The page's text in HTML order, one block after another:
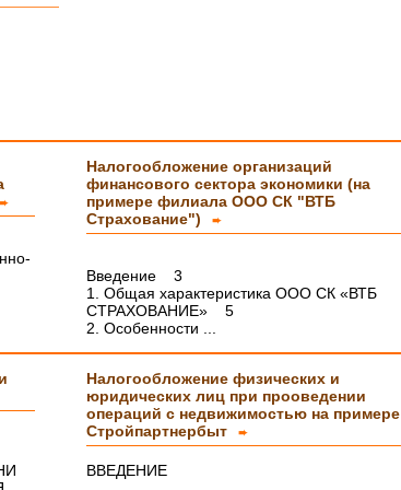
Вам
➨
Налогообложение организаций
финансового сектора экономики (на
примере филиала ООО СК "ВТБ
Страхование")
➨
Введение 3
1. Общая характеристика ООО СК «ВТБ
СТРАХОВАНИЕ» 5
2. Особенности ...
Налогообложение физических и
юридических лиц при прооведении
операций с недвижимостью на примере
Стройпартнербыт
➨
ВВЕДЕНИЕ